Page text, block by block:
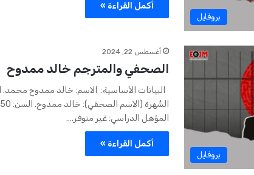
بروفايل
أكمل القراءة »
بروفايل
أغسطس 22, 2024
الصحفي والمترجم خالد ممدوح
البيانات الأساسية: الاسم: خالد ممدوح
المؤهل الدراسي: غير متوفر.…
أكمل القراءة »